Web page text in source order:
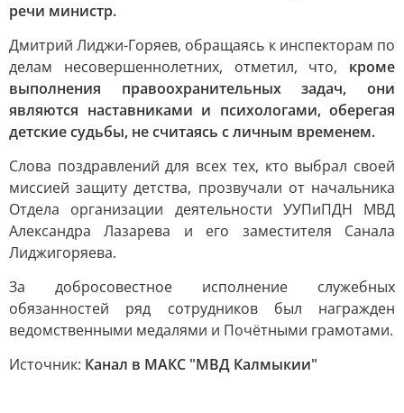
речи министр.
Дмитрий Лиджи-Горяев, обращаясь к инспекторам по
делам несовершеннолетних, отметил, что, кроме
выполнения правоохранительных задач, они
являются наставниками и психологами, оберегая
детские судьбы, не считаясь с личным временем.
Слова поздравлений для всех тех, кто выбрал своей
миссией защиту детства, прозвучали от начальника
Отдела организации деятельности УУПиПДН МВД
Александра Лазарева и его заместителя Санала
Лиджигоряева.
За добросовестное исполнение служебных
обязанностей ряд сотрудников был награжден
ведомственными медалями и Почётными грамотами.
Источник: Канал в МАКС "МВД Калмыкии"